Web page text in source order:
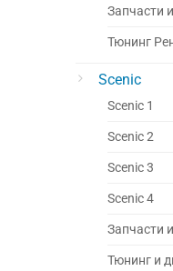
Запчасти
Тюнинг
Scenic
Scenic 1
Scenic 2
Scenic 3
Scenic 4
Запчасти
Тюнинг и